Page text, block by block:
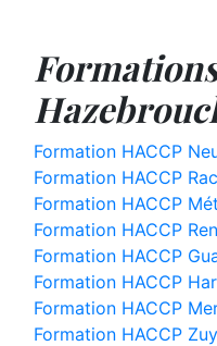
Formation HACCP
Formation HACCP
Formation HACCP
Formation HACCP
Formation HACCP
Formation HACCP
Formation HACCP
Formation HACCP